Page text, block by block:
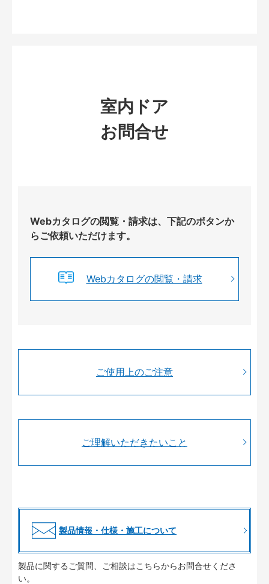
室内ドア
お問合せ
Webカタログの閲覧・請求は、下記のボタンか
らご依頼いただけます。
Webカタログの閲覧・請求
ご使用上のご注意
ご理解いただきたいこと
製品情報・仕様・施工について
製品に関するご質問、ご相談はこちらからお問合せくださ
い。